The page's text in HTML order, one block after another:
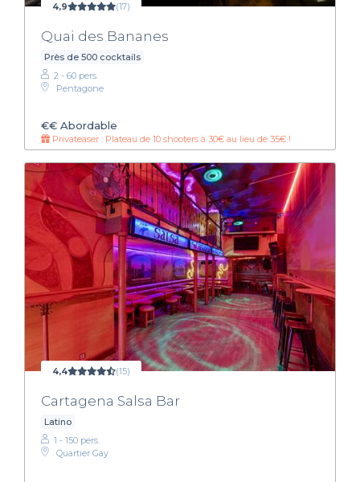
4,9 (17)
Quai des Bananes
Près de 500 cocktails
2 - 60 pers.
Pentagone
€€ Abordable
Privateaser : Plateau de 10 shooters à 30€ au lieu de 35€ !
4,4 (15)
Cartagena Salsa Bar
Latino
1 - 150 pers.
Quartier Gay